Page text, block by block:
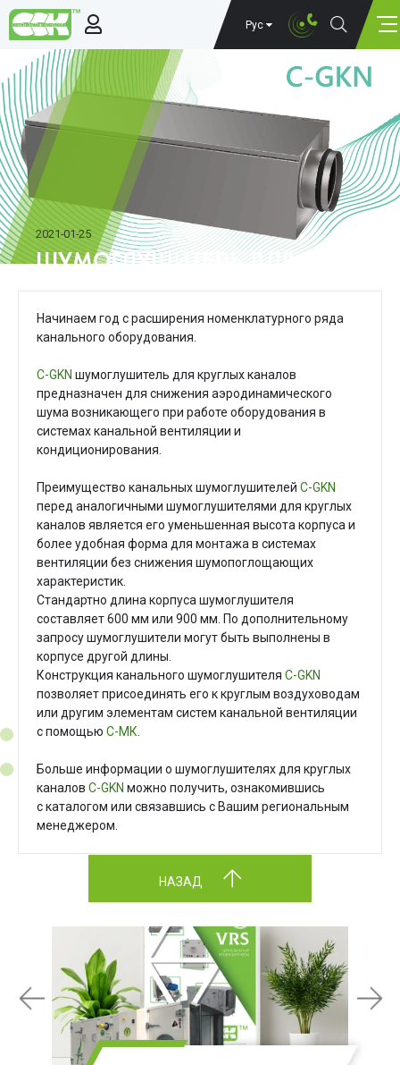
Рус
2021-01-25
ШУМОГЛУШИТЕЛЬ ДЛЯ КРУГЛЫХ
Начинаем год с расширения номенклатурного ряда
канального оборудования.
С-GKN шумоглушитель для круглых каналов
предназначен для снижения аэродинамического
шума возникающего при работе оборудования в
системах канальной вентиляции и
кондиционирования.
Преимущество канальных шумоглушителей С-GKN
перед аналогичными шумоглушителями для круглых
каналов является его уменьшенная высота корпуса и
более удобная форма для монтажа в системах
вентиляции без снижения шумопоглощающих
характеристик.
Стандартно длина корпуса шумоглушителя
составляет 600 мм или 900 мм. По дополнительному
запросу шумоглушители могут быть выполнены в
корпусе другой длины.
Конструкция канального шумоглушителя С-GKN
позволяет присоединять его к круглым воздуховодам
или другим элементам систем канальной вентиляции
с помощью С-МК
Больше информации о шумоглушителях для круглых
каналов С-GKN можно получить, ознакомившись
с каталогом или связавшись с Вашим региональным
менеджером.
НАЗАД